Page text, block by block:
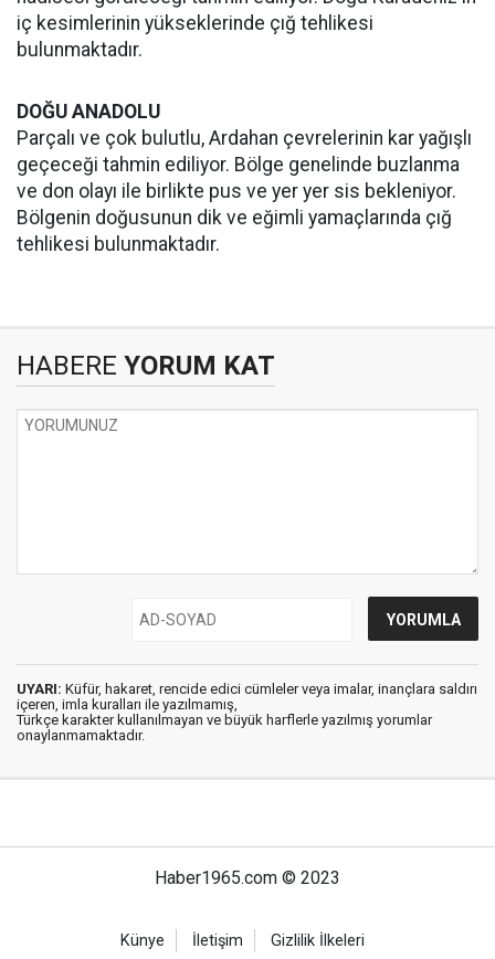
iç kesimlerinin yükseklerinde çığ tehlikesi
bulunmaktadır.
DOĞU ANADOLU
Parçalı ve çok bulutlu, Ardahan çevrelerinin kar yağışlı
geçeceği tahmin ediliyor. Bölge genelinde buzlanma
ve don olayı ile birlikte pus ve yer yer sis bekleniyor.
Bölgenin doğusunun dik ve eğimli yamaçlarında çığ
tehlikesi bulunmaktadır.
HABERE YORUM KAT
UYARI: Küfür, hakaret, rencide edici cümleler veya imalar, inançlara saldırı
içeren, imla kuralları ile yazılmamış,
Türkçe karakter kullanılmayan ve büyük harflerle yazılmış yorumlar
onaylanmamaktadır.
Haber1965.com © 2023
Künye İletişim Gizlilik İlkeleri